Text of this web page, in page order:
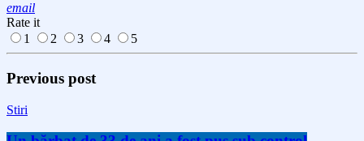
email
Rate it
1
2 3 4 5
Previous post
Stiri